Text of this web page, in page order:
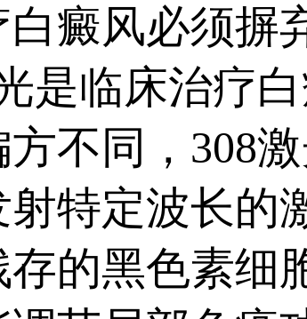
风必须摒弃
是临床治疗
不同，308
特定波长的
的黑色素细